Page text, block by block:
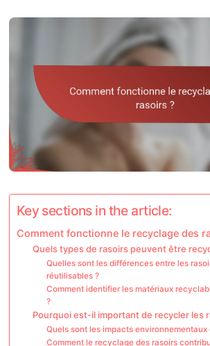
Key sections in the article:
Comment fonctionne le recyclage des
Quels types de rasoirs peuvent être
Quelles sont les différences entre les
réutilisables ?
Comment identifier les matériaux
?
Pourquoi est-il important de recycler les
Quels sont les impacts
Comment le recyclage des rasoirs